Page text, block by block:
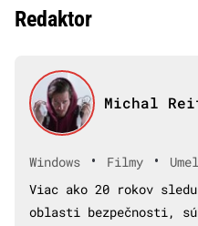
Redaktor
Michal
Windows • Filmy •
Viac ako 20 rokov
oblasti bezpečnosti,